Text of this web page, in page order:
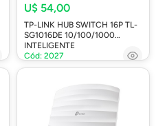
U$ 54,00
TP-LINK HUB SWITCH 16P TL-
SG1016DE 10/100/1000
INTELIGENTE
Cód: 2027